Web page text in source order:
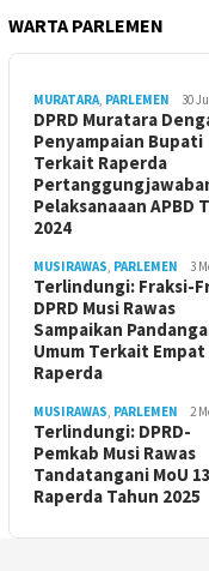
WARTA PARLEMEN
MURATARA PARLEMEN 30
DPRD Muratara
Penyampaian Bupati
Terkait Raperda
Pelaksanaaan APBD
2024
MUSIRAWAS PARLEMEN 3
Terlindungi: Fraksi-
DPRD Musi Rawas
Sampaikan
Umum Terkait Empat
Raperda
MUSIRAWAS PARLEMEN 2
Terlindungi: DPRD-
Pemkab Musi Rawas
Tandatangani MoU 13
Raperda Tahun 2025